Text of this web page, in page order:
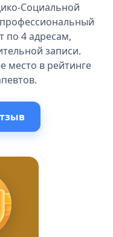
Социальной
по 4 адресам,
записи.
место в рейтинге